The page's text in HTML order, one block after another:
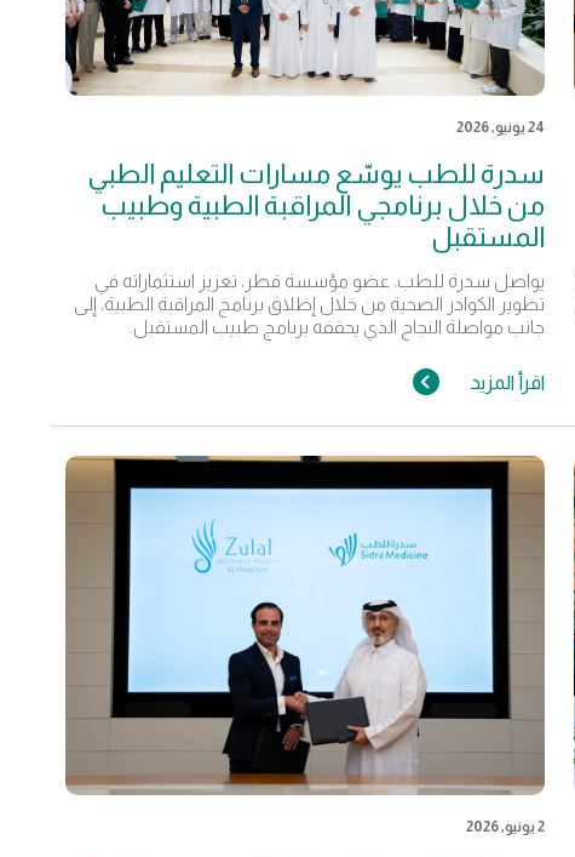
24 يونيو, 2026
سدرة للطب يوسّع مسارات التعليم الطبي
من خلال برنامجي المراقبة الطبية وطبيب
المستقبل
يواصل سدرة للطب، عضو مؤسسة قطر، تعزيز استثماراته في
تطوير الكوادر الصحية من خلال إطلاق برنامج المراقبة الطبية، إلى
جانب مواصلة النجاح الذي يحققه برنامج طبيب المستقبل.
اقرأ المزيد
2 يونيو, 2026